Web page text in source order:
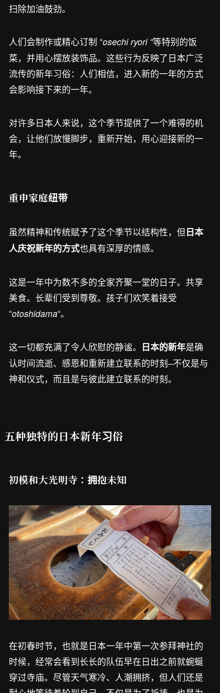
扫除加油鼓劲。
人们会制作或精心订制 “osechi ryori “等特别的饭
菜，并用心摆放装饰品。这些行为反映了日本广泛
流传的新年习俗：人们相信，进入新的一年的方式
会影响接下来的一年。
对许多日本人来说，这个季节提供了一个难得的机
会，让他们放慢脚步，重新开始，用心迎接新的一
年。
重申家庭纽带
虽然精神和传统赋予了这个季节以结构性，但日本
人庆祝新年的方式也具有深厚的情感。
这是一年中为数不多的全家齐聚一堂的日子。共享
美食。长辈们受到尊敬。孩子们欢笑着接受
“otoshidama“。
这一切都充满了令人欣慰的静谧。 日本的新年是确
认时间流逝、感恩和重新建立联系的时刻–不仅是与
神和仪式，而且是与彼此建立联系的时刻。
五种独特的日本新年习俗
初模和大光明寺：拥抱未知
在初春时节，也就是日本一年中第一次参拜神社的
时候，经常会看到长长的队伍早在日出之前就蜿蜒
穿过寺庙。尽管天气寒冷、人潮拥挤，但人们还是